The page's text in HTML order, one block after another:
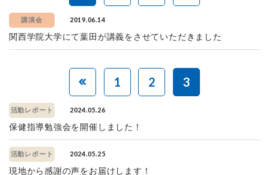
講演会 2019.06.14
関西学院大学にて葉田が講義をさせていただきました
1 2 3
活動レポート 2024.05.26
保健指導勉強会を開催しました！
活動レポート 2024.05.25
現地から感謝の声をお届けします！